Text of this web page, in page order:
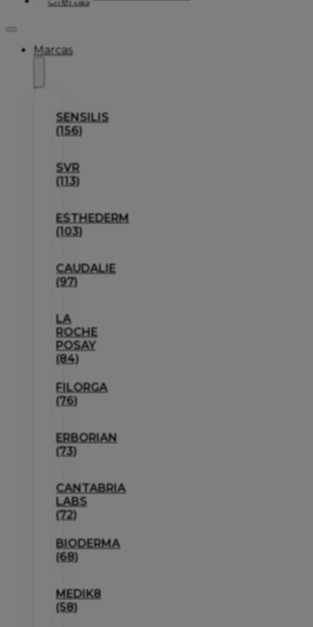
Marcas
SENSILIS
(156)
SVR
(113)
ESTHEDERM
(103)
CAUDALIE
(97)
LA
ROCHE
POSAY
(84)
FILORGA
(76)
ERBORIAN
(73)
CANTABRIA
LABS
(72)
BIODERMA
(68)
MEDIK8
(58)